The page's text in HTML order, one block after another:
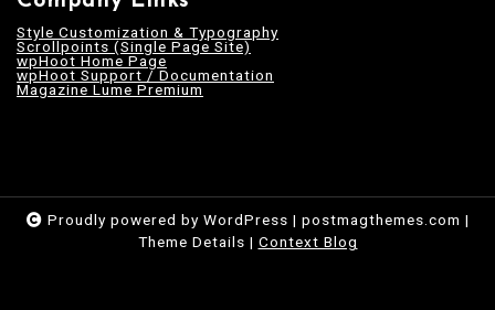
Style Customization & Typography
Scrollpoints (Single Page Site)
wpHoot Home Page
wpHoot Support / Documentation
Magazine Lume Premium
Proudly powered by WordPress | postmagthemes.com |
Theme Details | Context Blog